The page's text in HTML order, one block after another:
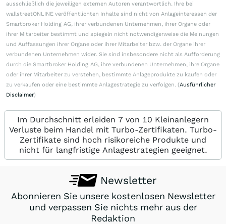
ausschließlich die jeweiligen externen Autoren verantwortlich. Ihre bei
wallstreetONLINE veröffentlichten Inhalte sind nicht von Anlageinteressen der
Smartbroker Holding AG, ihrer verbundenen Unternehmen, ihrer Organe oder
ihrer Mitarbeiter bestimmt und spiegeln nicht notwendigerweise die Meinungen
und Auffassungen ihrer Organe oder ihrer Mitarbeiter bzw. der Organe ihrer
verbundenen Unternehmen wider. Sie sind insbesondere nicht als Aufforderung
durch die Smartbroker Holding AG, ihre verbundenen Unternehmen, ihre Organe
oder ihrer Mitarbeiter zu verstehen, bestimmte Anlageprodukte zu kaufen oder
zu verkaufen oder eine bestimmte Anlagestrategie zu verfolgen. (Ausführlicher
Disclaimer)
Im Durchschnitt erleiden 7 von 10 Kleinanlegern
Verluste beim Handel mit Turbo-Zertifikaten. Turbo-
Zertifikate sind hoch risikoreiche Produkte und
nicht für langfristige Anlagestrategien geeignet.
Newsletter
Abonnieren Sie unsere kostenlosen Newsletter
und verpassen Sie nichts mehr aus der
Redaktion